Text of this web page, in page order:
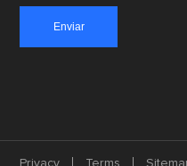
Privacy Terms